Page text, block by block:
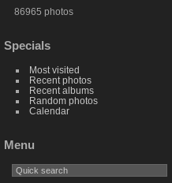
86965 photos
Specials
Most visited
Recent photos
Recent albums
Random photos
Calendar
Menu